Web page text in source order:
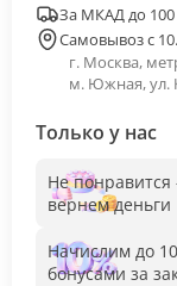
За МКАД до
Самовывоз с
г. Москва,
м. Южная, ул.
Только у нас
Не
вернем деньги
Начислим до
бонусами за